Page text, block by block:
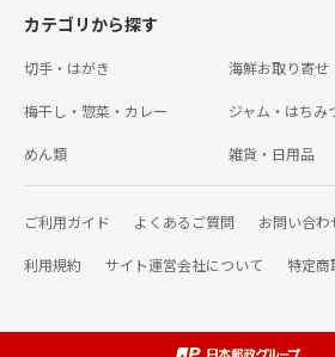
カテゴリから探す
切手・はがき 海鮮お取り寄せ
梅干し・惣菜・カレー ジャム・はちみ
めん類 雑貨・日用品
ご利用ガイド よくあるご質問 お問い合わ
利用規約 サイト運営会社について 特定商